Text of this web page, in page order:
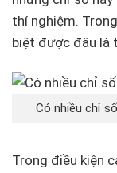
thí nghiệm.
biệt được đâu là
Có nhiều chỉ
Trong điều kiện